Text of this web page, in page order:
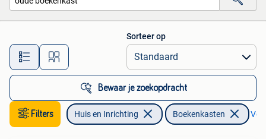
Alle afstanden…
Sorteer op
Bewaar je zoekopdracht
Filters Huis en Inrichting Boekenkasten